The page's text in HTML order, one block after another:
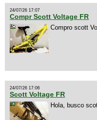
24/07/26 17:07
Compr Scott Voltage FR
Compro scott
24/07/26 17:06
Scott Voltage FR
Hola, busco